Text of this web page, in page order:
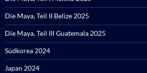
Die Maya, Teil II Belize 2025
Die Maya, Teil III Guatemala 2025
Südkorea 2024
Japan 2024